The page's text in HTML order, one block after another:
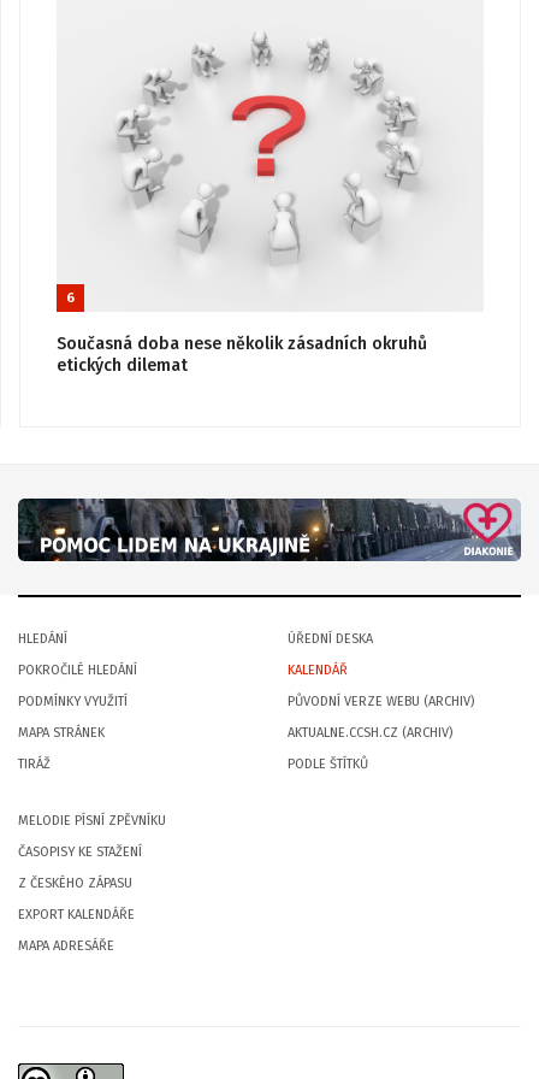
6
Současná doba nese několik zásadních okruhů
etických dilemat
HLEDÁNÍ
POKROČILÉ HLEDÁNÍ
PODMÍNKY VYUŽITÍ
MAPA STRÁNEK
TIRÁŽ
ÚŘEDNÍ DESKA
KALENDÁŘ
PŮVODNÍ VERZE WEBU (ARCHIV)
AKTUALNE.CCSH.CZ (ARCHIV)
PODLE ŠTÍTKŮ
MELODIE PÍSNÍ ZPĚVNÍKU
ČASOPISY KE STAŽENÍ
Z ČESKÉHO ZÁPASU
EXPORT KALENDÁŘE
MAPA ADRESÁŘE